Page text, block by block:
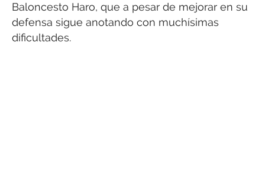
Baloncesto Haro, que a pesar de mejorar en su
defensa sigue anotando con muchísimas
dificultades.